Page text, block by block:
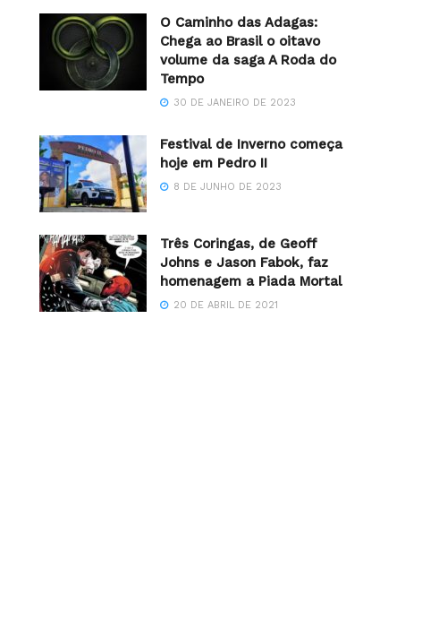
O Caminho das Adagas:
Chega ao Brasil o oitavo
volume da saga A Roda do
Tempo
30 DE JANEIRO DE 2023
Festival de Inverno começa
hoje em Pedro II
8 DE JUNHO DE 2023
Três Coringas, de Geoff
Johns e Jason Fabok, faz
homenagem a Piada Mortal
20 DE ABRIL DE 2021